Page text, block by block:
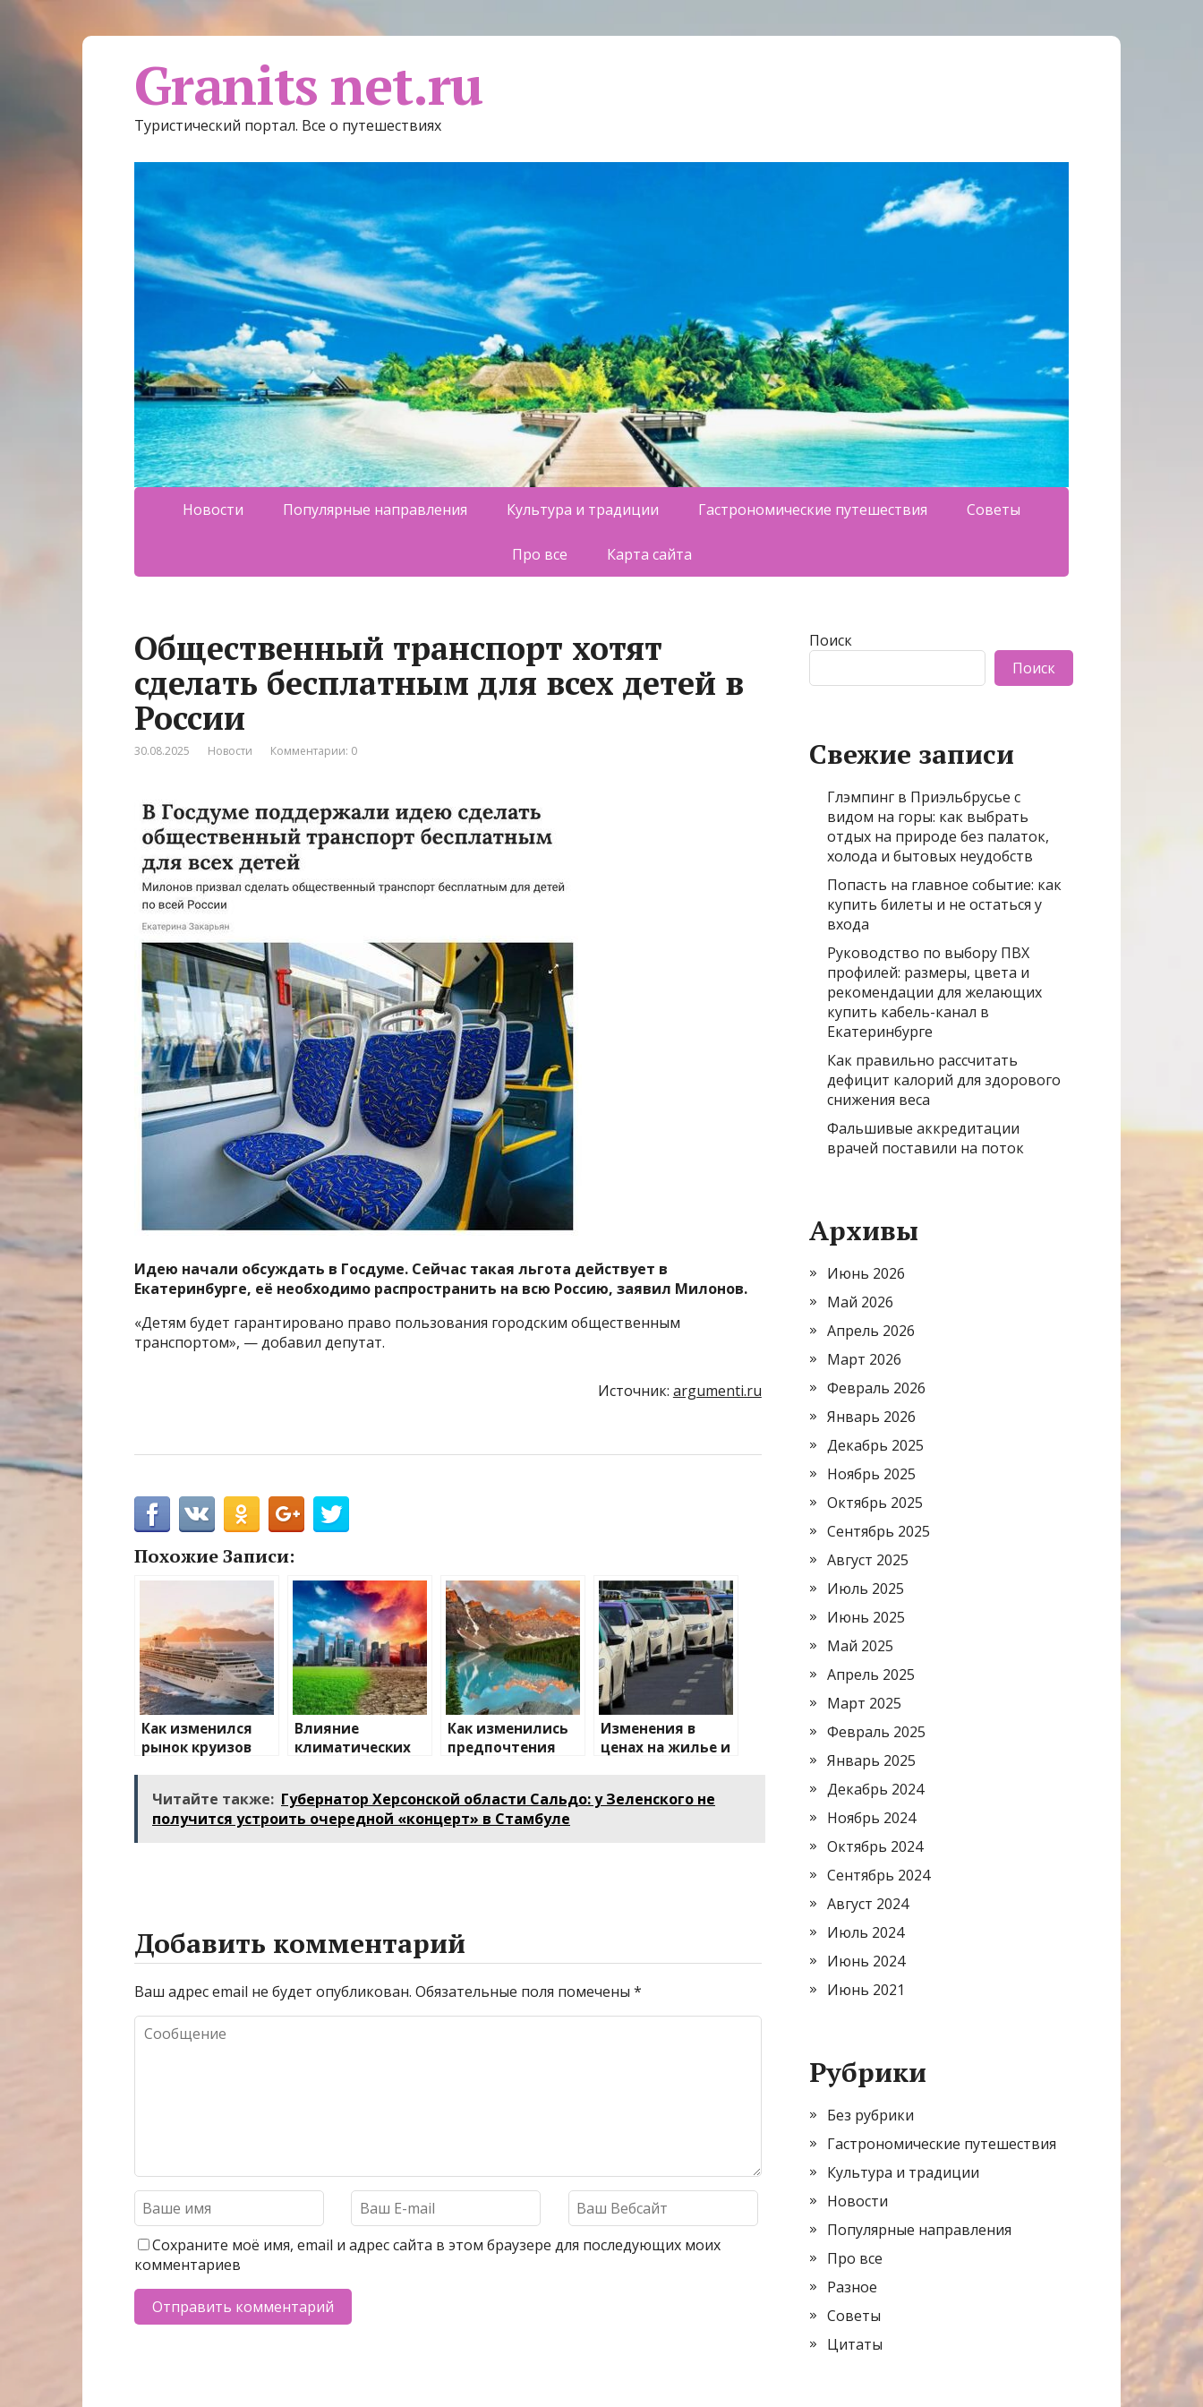
Granits net.ru
Туристический портал. Все о путешествиях
Новости Популярные направления Культура и традиции Гастрономические путешествия Советы
Про все Карта сайта
Общественный транспорт хотят
сделать бесплатным для всех детей в
России
30.08.2025 Новости Комментарии: 0
Идею начали обсуждать в Госдуме. Сейчас такая льгота действует в
Екатеринбурге, её необходимо распространить на всю Россию, заявил Милонов.
«Детям будет гарантировано право пользования городским общественным
транспортом», — добавил депутат.
Источник: argumenti.ru
Похожие Записи:
Как изменился
рынок круизов
Влияние
климатических
направления
Как изменились
предпочтения
Изменения в
ценах на жилье и
Читайте также: Губернатор Херсонской области Сальдо: у Зеленского не
получится устроить очередной «концерт» в Стамбуле
Добавить комментарий
Ваш адрес email не будет опубликован. Обязательные поля помечены *
Сохраните моё имя, email и адрес сайта в этом браузере для последующих моих
комментариев
Поиск
Поиск
Свежие записи
Глэмпинг в Приэльбрусье с
видом на горы: как выбрать
отдых на природе без палаток,
холода и бытовых неудобств
Попасть на главное событие: как
купить билеты и не остаться у
входа
Руководство по выбору ПВХ
профилей: размеры, цвета и
рекомендации для желающих
купить кабель-канал в
Екатеринбурге
Как правильно рассчитать
дефицит калорий для здорового
снижения веса
Фальшивые аккредитации
врачей поставили на поток
Архивы
Июнь 2026
Май 2026
Апрель 2026
Март 2026
Февраль 2026
Январь 2026
Декабрь 2025
Ноябрь 2025
Октябрь 2025
Сентябрь 2025
Август 2025
Июль 2025
Июнь 2025
Май 2025
Апрель 2025
Март 2025
Февраль 2025
Январь 2025
Декабрь 2024
Ноябрь 2024
Октябрь 2024
Сентябрь 2024
Август 2024
Июль 2024
Июнь 2024
Июнь 2021
Рубрики
Без рубрики
Гастрономические путешествия
Культура и традиции
Новости
Популярные направления
Про все
Разное
Советы
Цитаты